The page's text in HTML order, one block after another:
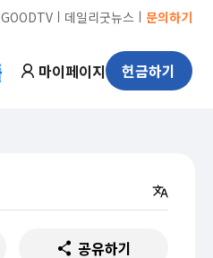
GOODTVㅣ 데일리굿뉴스 ㅣ 문의하기
마이페이지 헌금하기
공유하기